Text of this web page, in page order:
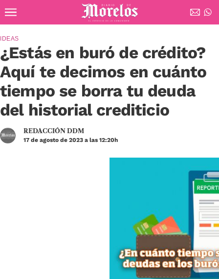
Diario de Morelos
¿Estás en buró de crédito?
Aquí te decimos en cuánto
tiempo se borra tu deuda
del historial crediticio
IDEAS
REDACCIÓN DDM
17 de agosto de 2023 a las 12:20h